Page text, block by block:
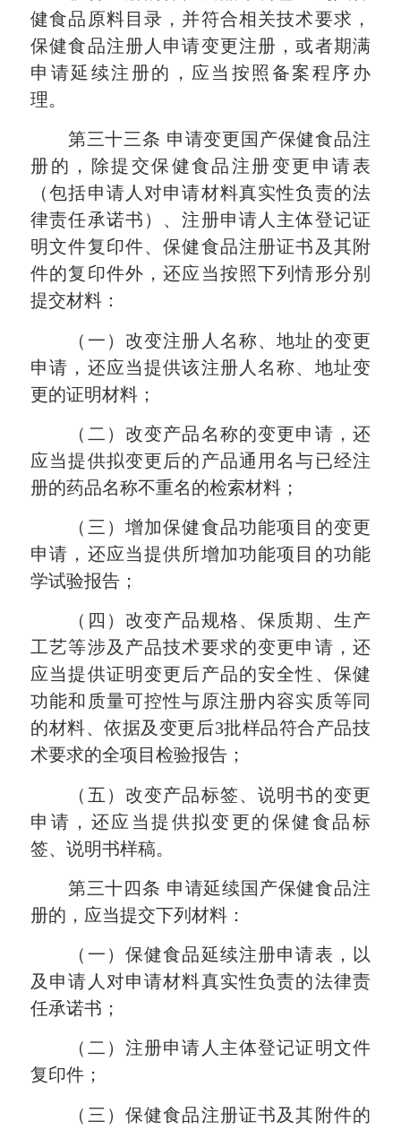
健食品原料目录，并符合相关技术要求，
保健食品注册人申请变更注册，或者期满
申请延续注册的，应当按照备案程序办
理。
第三十三条 申请变更国产保健食品注
册的，除提交保健食品注册变更申请表
（包括申请人对申请材料真实性负责的法
律责任承诺书）、注册申请人主体登记证
明文件复印件、保健食品注册证书及其附
件的复印件外，还应当按照下列情形分别
提交材料：
（一）改变注册人名称、地址的变更
申请，还应当提供该注册人名称、地址变
更的证明材料；
（二）改变产品名称的变更申请，还
应当提供拟变更后的产品通用名与已经注
册的药品名称不重名的检索材料；
（三）增加保健食品功能项目的变更
申请，还应当提供所增加功能项目的功能
学试验报告；
（四）改变产品规格、保质期、生产
工艺等涉及产品技术要求的变更申请，还
应当提供证明变更后产品的安全性、保健
功能和质量可控性与原注册内容实质等同
的材料、依据及变更后3批样品符合产品技
术要求的全项目检验报告；
（五）改变产品标签、说明书的变更
申请，还应当提供拟变更的保健食品标
签、说明书样稿。
第三十四条 申请延续国产保健食品注
册的，应当提交下列材料：
（一）保健食品延续注册申请表，以
及申请人对申请材料真实性负责的法律责
任承诺书；
（二）注册申请人主体登记证明文件
复印件；
（三）保健食品注册证书及其附件的